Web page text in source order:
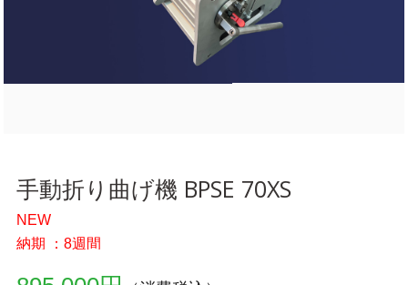
手動折り曲げ機 BPSE 70XS
NEW
納期 ：8週間